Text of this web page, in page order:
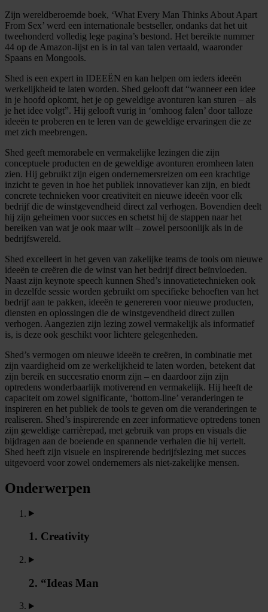
Zijn wereldberoemde boek, ‘What Every Man Thinks About Apart
From Sex’ werd een internationale bestseller, ondanks dat het uit
tweehonderd volledig lege pagina’s bestond. Het bereikte nummer
44 op de Amazon-lijst en is in tal van talen vertaald, waaronder
Spaans en Mongools.
Shed is een expert in IDEEËN en kan helpen om ieders ideeën
werkelijkheid te laten worden. Shed gelooft dat “wanneer een idee
in je hoofd opkomt, het je op geweldige avonturen kan sturen – als
je het idee volgt”. Hij gelooft vurig in ‘omhoog falen’ door talloze
ideeën te proberen en te leren van de geweldige ervaringen die ze
met zich meebrengen.
Shed geeft memorabele en vermakelijke lezingen die zijn
conceptuele producten en de geweldige avonturen eromheen laten
zien. Hij gebruikt zijn eigen ondernemersreizen om een krachtige
inzicht te geven in hoe het publiek innovatiever kan zijn, en biedt
concrete technieken voor creativiteit en nieuwe ideeën voor elk
bedrijf die de winstgevendheid direct zal verhogen. Bovendien deelt
hij zijn geheimen voor succes en schetst hij de stappen naar het
bereiken van wat je ook maar wilt – zowel persoonlijk als in de
bedrijfswereld.
Shed excelleert in het geven van zakelijke teams de tools om nieuwe
ideeën te creëren die de winst van het bedrijf direct beïnvloeden.
Naast zijn keynote speech kunnen Shed’s innovatietechnieken ook
in dezelfde sessie worden gebruikt om specifieke behoeften van het
bedrijf aan te pakken, ideeën te genereren voor nieuwe producten,
diensten en oplossingen die de winstgevendheid direct zullen
verhogen. Aangezien zijn lezing zowel vermakelijk als informatief
is, is deze ook geschikt voor lichtere gelegenheden.
Shed’s vermogen om nieuwe ideeën te creëren, in combinatie met
zijn vaardigheid om ze werkelijkheid te laten worden, betekent dat
zijn bereik en succesratio enorm zijn – en daardoor zijn zijn
optredens wonderbaarlijk motiverend en vermakelijk. Hij heeft de
capaciteit om zowel significante, ‘bottom-line’ veranderingen te
inspireren en het publiek de tools te geven om die veranderingen te
realiseren. Shed’s inspirerende en zeer informatieve optredens tonen
zijn geweldige carrièrepad, met gebruik van props en visuals die
bijdragen aan de boeiende en spannende verhalen die hij vertelt.
Shed heeft zijn visuele en inspirerende bedrijfslezing met succes
uitgevoerd voor zowel ondernemers als niet-zakelijke mensen.
Onderwerpen
1. Creativity
2. “Ideas Man